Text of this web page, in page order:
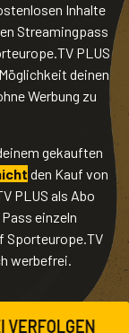
Inhalte
Streamingpass
PLUS
deinen
Werbung zu
gekauften
den Kauf von
PLUS als Abo
einzeln
Sporteurope.TV
werbefrei.